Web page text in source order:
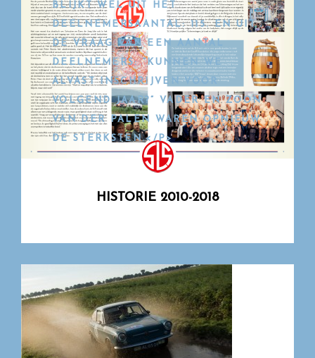
BLIJKT WEL UIT HET
DEELNEMERSAANTAL: 115. EN UIT
DE VRAAG VAN EEN AANTAL
DEELNEMERS: “KUNNEN WE
ALVAST INSCHRIJVEN VOOR
VOLGEND JAAR?” VADER EN ZOON
VAN DER PALEN WAREN OPNIEUW
DE STERKSTEN.</P>
HISTORIE 2010-2018